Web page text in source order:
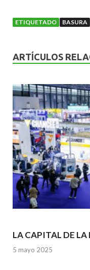
e
o
o
k
itt ai
ETIQUETADO BASURA
ARTÍCULOS
LA CAPITAL DE
5 mayo 2025